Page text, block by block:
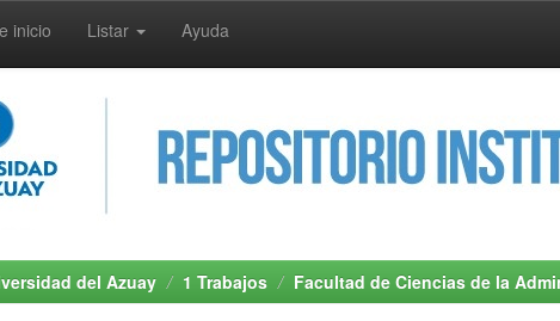
inicio Listar Ayuda
del Azuay 1 Trabajos Facultad de Ciencias de la